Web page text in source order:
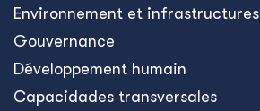
Environnement et infrastructures
Gouvernance
Développement humain
Capacidades transversales